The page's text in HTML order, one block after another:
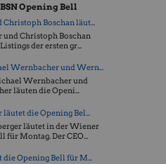
Opening Bell
Christoph Boschan läut...
und Christoph Boschan
der ersten gr...
Wernbacher und Wern...
Wernbacher und
läuten die Openi...
die Opening Bel...
läutet in der Wiener
für Montag. Der CEO...
die Opening Bell für M...